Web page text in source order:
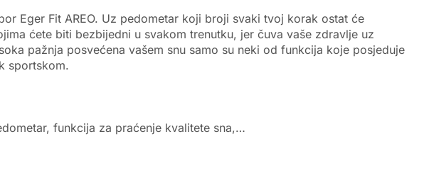
Eger Fit AREO. Uz pedometar koji broji svaki tvoj korak ostat će
ćete biti bezbijedni u svakom trenutku, jer čuva vaše zdravlje uz
pažnja posvećena vašem snu samo su neki od funkcija koje posjeduje
sportskom.
funkcija za praćenje kvalitete sna,…